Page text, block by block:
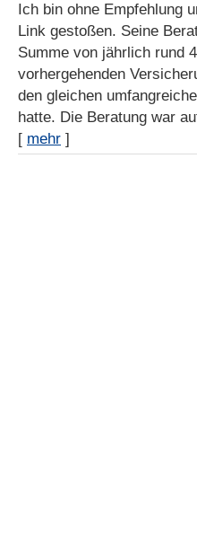
Ich bin ohne Empfehlung
Link gestoßen. Seine
Summe von jährlich rund
vorhergehenden
den gleichen
hatte. Die Beratung war
[ mehr ]